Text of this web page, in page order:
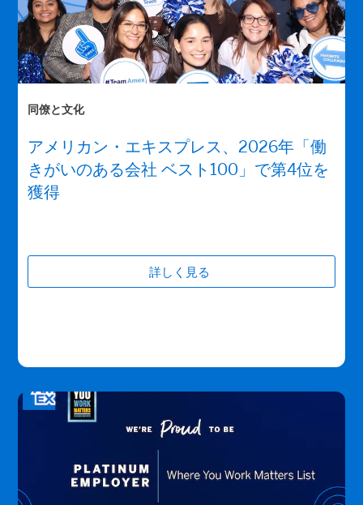
同僚と文化
アメリカン・エキスプレス、2026年「働
きがいのある会社 ベスト100」で第4位を
獲得
詳しく見る